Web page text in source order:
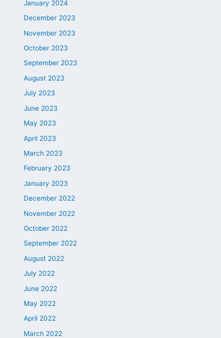
January 2024
December 2023
November 2023
October 2023
September 2023
August 2023
July 2023
June 2023
May 2023
April 2023
March 2023
February 2023
January 2023
December 2022
November 2022
October 2022
September 2022
August 2022
July 2022
June 2022
May 2022
April 2022
March 2022